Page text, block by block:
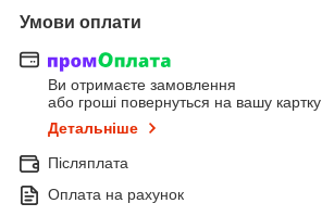
Умови оплати
Ви отримаєте замовлення
або гроші повернуться на вашу картку
Детальніше
Післяплата
Оплата на рахунок